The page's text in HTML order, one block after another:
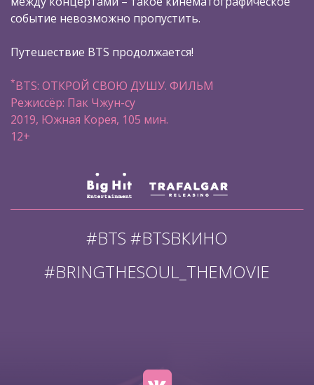
событие невозможно пропустить.
Путешествие BTS продолжается!
*BTS: ОТКРОЙ СВОЮ ДУШУ. ФИЛЬМ
Режиссёр: Пак Чжун-су
2019, Южная Корея, 105 мин.
12+
#BTS #BTSВКИНО
#BRINGTHESOUL_THEMOVIE